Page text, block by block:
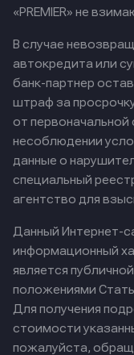
«PREMIER» не
В случае
автокредита или
банк-партнер
штраф за
от
несоблюдении
данные о
специальный
агентство для
Данный Интернет-
информационный
является
положениями
Для получения
стоимости
пожалуйста,